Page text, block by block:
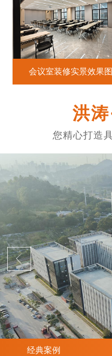
会议室装修实景效果图
经典案例